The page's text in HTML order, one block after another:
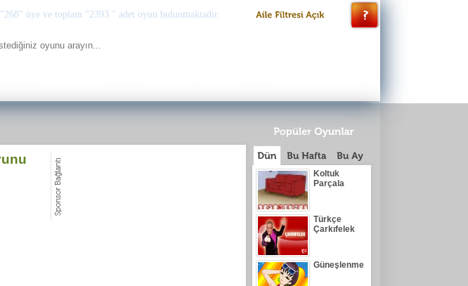
"268" üye ve toplam "2393 " adet oyun bulunmaktadır.
Koltuk
Parçala
Türkçe
Çarkıfelek
Güneşlenme